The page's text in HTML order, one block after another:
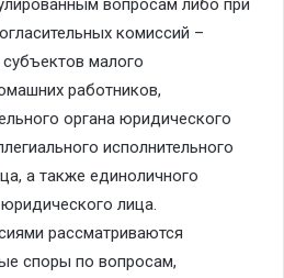
вопросам либо при
комиссий –
малого
работников,
органа юридического
исполнительного
а также единоличного
лица.
рассматриваются
споры по вопросам,